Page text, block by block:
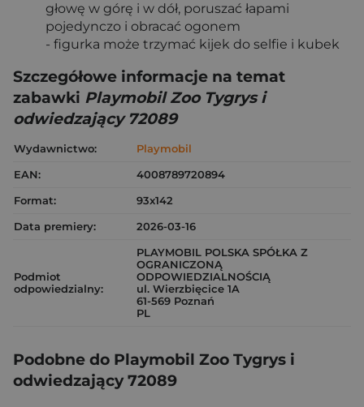
głowę w górę i w dół, poruszać łapami
pojedynczo i obracać ogonem
- figurka może trzymać kijek do selfie i kubek
Szczegółowe informacje na temat
zabawki Playmobil Zoo Tygrys i
odwiedzający 72089
Wydawnictwo:
Playmobil
EAN:
4008789720894
Format:
93x142
Data premiery:
2026-03-16
Podmiot
odpowiedzialny:
PLAYMOBIL POLSKA SPÓŁKA Z
OGRANICZONĄ
ODPOWIEDZIALNOŚCIĄ
ul. Wierzbięcice 1A
61-569 Poznań
PL
Podobne do Playmobil Zoo Tygrys i
odwiedzający 72089